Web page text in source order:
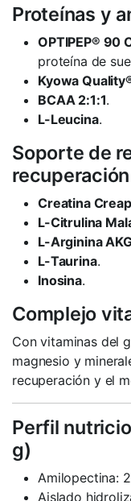
Proteínas y
OPTIPEP® 90
proteína de
Kyowa
BCAA 2:1:1.
L-Leucina.
Soporte de
recuperación
Creatina
L-Citrulina
L-Arginina
L-Taurina.
Inosina.
Complejo
Con vitaminas del
magnesio y
recuperación y el
Perfil
g)
Amilopectina:
Aislado